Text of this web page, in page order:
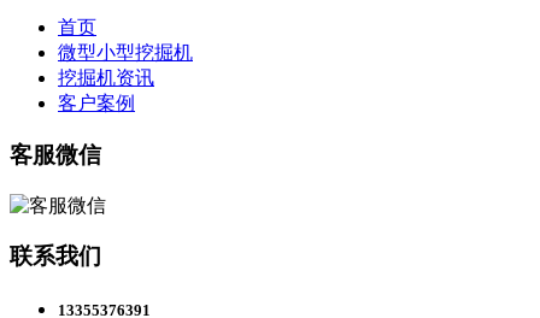
首页
微型小型挖掘机
挖掘机资讯
客户案例
客服微信
联系我们
13355376391